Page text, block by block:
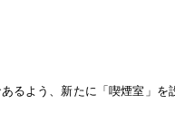
るよう、新たに「喫煙室」を